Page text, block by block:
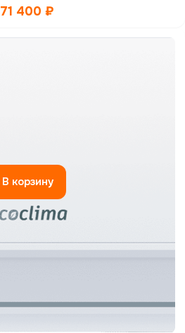
71 400 ₽
В корзину